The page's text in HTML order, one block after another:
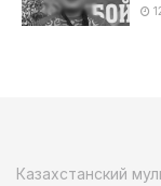
Казахстанский